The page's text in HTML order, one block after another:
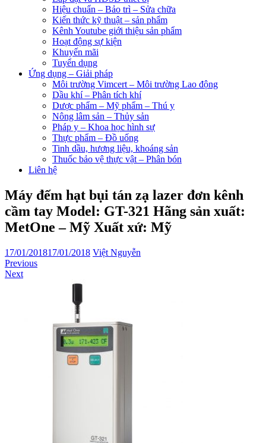
Hiệu chuẩn – Bảo trì – Sửa chữa
Kiến thức kỹ thuật – sản phẩm
Kênh Youtube giới thiệu sản phẩm
Hoạt động sự kiện
Khuyến mãi
Tuyển dụng
Ứng dụng – Giải pháp
Môi trường Vimcert – Môi trường Lao động
Dầu khí – Phân tích khí
Dược phẩm – Mỹ phẩm – Thú y
Nông lâm sản – Thủy sản
Pháp y – Khoa học hình sự
Thực phẩm – Đồ uống
Tinh dầu, hương liệu, khoáng sản
Thuốc bảo vệ thực vật – Phân bón
Liên hệ
Máy đếm hạt bụi tán zạ lazer đơn kênh
cầm tay Model: GT-321 Hãng sản xuất:
MetOne – Mỹ Xuất xứ: Mỹ
17/01/201817/01/2018 Việt Nguyễn
Previous
Next